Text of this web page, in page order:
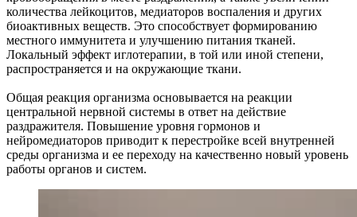
количества лейкоцитов, медиаторов воспаления и других
биоактивных веществ. Это способствует формированию
местного иммунитета и улучшению питания тканей.
Локальный эффект иглотерапии, в той или иной степени,
распространяется и на окружающие ткани.
Общая реакция организма основывается на реакции
центральной нервной системы в ответ на действие
раздражителя. Повышение уровня гормонов и
нейромедиаторов приводит к перестройке всей внутренней
среды организма и ее переходу на качественно новый уровень
работы органов и систем.